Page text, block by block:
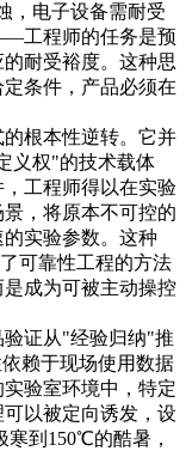
，电子设备需耐受
工程师的任务是预
耐受裕度。这种思
条件，产品必须在
根本性逆转。它并
义权"的技术载体
工程师得以在实验
，将原本不可控的
实验参数。这种
可靠性工程的方法
成为可被主动操控
证从"经验归纳"推
赖于现场使用数据
验室环境中，特定
以被定向诱发，设
到150℃的酷暑，